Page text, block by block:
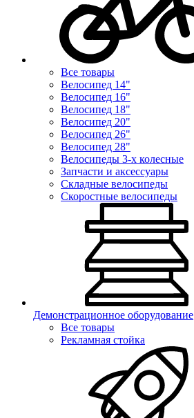
Все товары
Велосипед 14"
Велосипед 16"
Велосипед 18"
Велосипед 20"
Велосипед 26"
Велосипед 28"
Велосипеды 3-х колесные
Запчасти и аксессуары
Складные велосипеды
Скоростные велосипеды
Демонстрационное оборудование
Все товары
Рекламная стойка